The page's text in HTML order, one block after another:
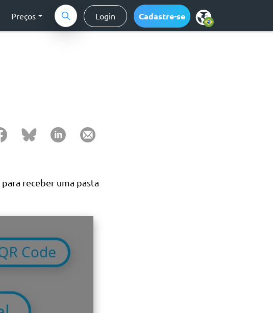
Preços Login Cadastre-se
para receber uma pasta